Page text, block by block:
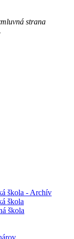
strana
škola - Archív
škola
škola